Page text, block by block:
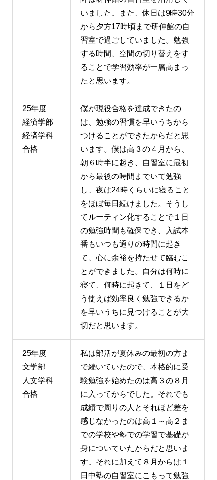
いました。また、休日は9時30分
から夕方17時頃まで研伸館の自
習室で過ごしていました。勉強
する時間、空間の切り替えをす
ることで学習効率が一層高まっ
たと思います。
25年度
経済学部
経済学科
合格
僕が現役合格を達成できたの
は、勉強の習慣を早いうちから
つけることができたからだと思
います。僕は高３の４月から、
朝６時半に起き、自習室に最初
から最後の時間までいて勉強
し、夜は24時くらいに寝ること
をほぼ毎日続けました。そうし
てルーティン化することで１日
の勉強時間も確保でき、入試本
番もいつも通りの時間に起き
て、心に余裕を持たせて臨むこ
とができました。自分は何時に
寝て、何時に起きて、１日をど
う使えば効率良く勉強できるか
を早いうちに見つけることが大
切だと思います。
25年度
文学部
人文学科
合格
私は部活が夏休みの最初の方ま
で続いていたので、本格的に受
験勉強を始めたのは高３の８月
に入ってからでした。それでも
成績で周りの人とそれほど差を
感じなかったのは高１～高２ま
での学校や塾での学習で基礎が
身についていたからだと思いま
す。それに加えて８月からは１
日中塾の自習室にこもって勉強